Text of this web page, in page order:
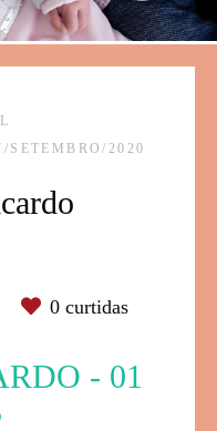
SETEMBRO/2020
0 curtidas
- 01